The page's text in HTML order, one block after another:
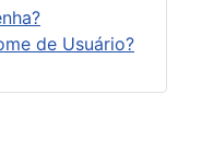
de Usuário?